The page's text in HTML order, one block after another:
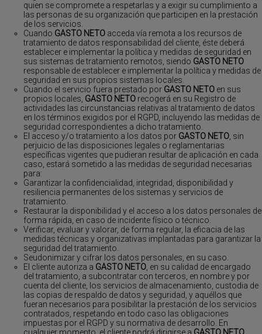
quien se compromete a respetarlas y a exigir su cumplimiento a
las personas de su organización que participen en la prestación
de los servicios.
Cuando GASTO NETO acceda vía remota a los recursos de
tratamiento de datos responsabilidad del cliente, éste deberá
establecer e implementar la política y medidas de seguridad en
sus sistemas de tratamiento remotos, siendo GASTO NETO
responsable de establecer e implementar la política y medidas de
seguridad en sus propios sistemas locales.
Cuando el servicio fuera prestado por GASTO NETO en sus
propios locales, GASTO NETO recogerá en su Registro de
actividades las circunstancias relativas al tratamiento de datos
en los términos exigidos por el RGPD, incluyendo las medidas de
seguridad correspondientes a dicho tratamiento.
El acceso y/o tratamiento a los datos por GASTO NETO , sin
perjuicio de las disposiciones legales o reglamentarias
específicas vigentes que pudieran resultar de aplicación en cada
caso, estará sometido a las medidas de seguridad necesarias
para:
Garantizar la confidencialidad, integridad, disponibilidad y
resiliencia permanentes de los sistemas y servicios de
tratamiento.
Restaurar la disponibilidad y el acceso a los datos personales de
forma rápida, en caso de incidente físico o técnico.
Verificar, evaluar y valorar, de forma regular, la eficacia de las
medidas técnicas y organizativas implantadas para garantizar la
seguridad del tratamiento.
Seudonimizar y cifrar los datos personales, en su caso.
El cliente autoriza a GASTO NETO , en su calidad de encargado
del tratamiento, a subcontratar con terceros, en nombre y por
cuenta del cliente, los servicios de almacenamiento, custodia de
las copias de respaldo de datos y seguridad, y aquéllos que
fueran necesarios para posibilitar la prestación de los servicios
contratados, respetando en todo caso las obligaciones
impuestas por el RGPD y su normativa de desarrollo. En